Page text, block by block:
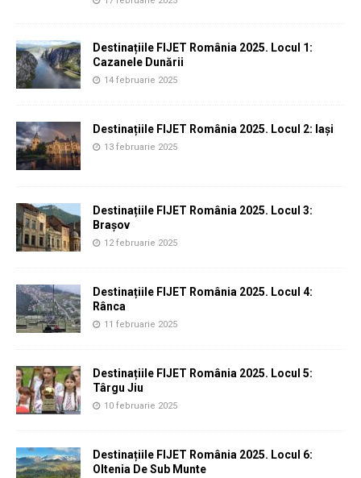
Destinațiile FIJET România 2025. Locul 1:
Cazanele Dunării
14 februarie 2025
Destinațiile FIJET România 2025. Locul 2: Iași
13 februarie 2025
Destinațiile FIJET România 2025. Locul 3:
Brașov
12 februarie 2025
Destinațiile FIJET România 2025. Locul 4:
Rânca
11 februarie 2025
Destinațiile FIJET România 2025. Locul 5:
Târgu Jiu
10 februarie 2025
Destinațiile FIJET România 2025. Locul 6:
Oltenia De Sub Munte